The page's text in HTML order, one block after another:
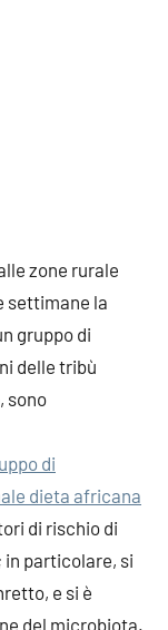
zone rurale
settimane la
gruppo di
delle tribù
sono
di
dieta africana
di rischio di
particolare, si
e si è
del microbiota.